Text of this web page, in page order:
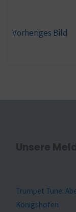
Vorheriges Bild
Unsere
Trumpet Tune:
Königshofen